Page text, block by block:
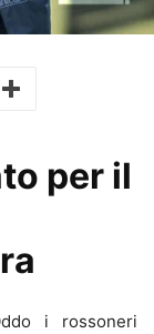
per il
i rossoneri